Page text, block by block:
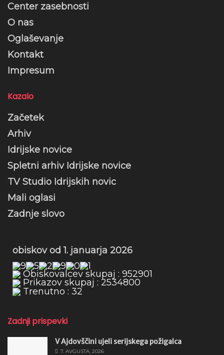
Center zasebnosti
O nas
Oglaševanje
Kontakt
Impresum
Kazalo
Začetek
Arhiv
Idrijske novice
Spletni arhiv Idrijske novice
TV Studio Idrijskih novic
Mali oglasi
Zadnje slovo
obiskov od 1. januarja 2026
Obiskovalcev skupaj : 952901
Prikazov skupaj : 2534800
Trenutno : 32
Zadnji prispevki
V Ajdovščini ujeli serijskega požigalca
7. AVGUSTA, 2026